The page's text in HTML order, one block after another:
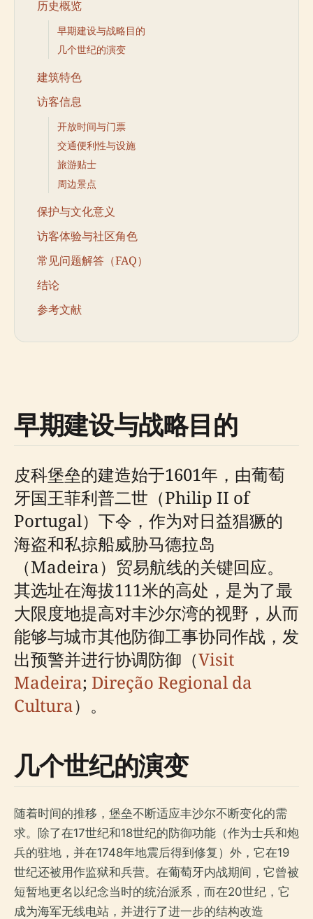
历史概览
早期建设与战略目的
几个世纪的演变
建筑特色
访客信息
开放时间与门票
交通便利性与设施
旅游贴士
周边景点
保护与文化意义
访客体验与社区角色
常见问题解答（FAQ）
结论
参考文献
早期建设与战略目的
皮科堡垒的建造始于1601年，由葡萄
牙国王菲利普二世（Philip II of
Portugal）下令，作为对日益猖獗的
海盗和私掠船威胁马德拉岛
（Madeira）贸易航线的关键回应。
其选址在海拔111米的高处，是为了最
大限度地提高对丰沙尔湾的视野，从而
能够与城市其他防御工事协同作战，发
出预警并进行协调防御（Visit
Madeira; Direção Regional da
Cultura）。
几个世纪的演变
随着时间的推移，堡垒不断适应丰沙尔不断变化的需
求。除了在17世纪和18世纪的防御功能（作为士兵和炮
兵的驻地，并在1748年地震后得到修复）外，它在19
世纪还被用作监狱和兵营。在葡萄牙内战期间，它曾被
短暂地更名以纪念当时的统治派系，而在20世纪，它
成为海军无线电站，并进行了进一步的结构改造